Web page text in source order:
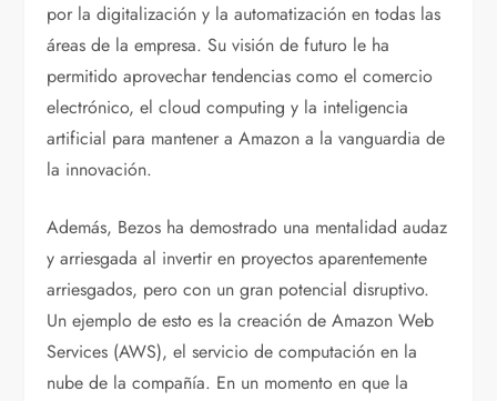
por la digitalización y la automatización en todas las
áreas de la empresa. Su visión de futuro le ha
permitido aprovechar tendencias como el comercio
electrónico, el cloud computing y la inteligencia
artificial para mantener a Amazon a la vanguardia de
la innovación.
Además, Bezos ha demostrado una mentalidad audaz
y arriesgada al invertir en proyectos aparentemente
arriesgados, pero con un gran potencial disruptivo.
Un ejemplo de esto es la creación de Amazon Web
Services (AWS), el servicio de computación en la
nube de la compañía. En un momento en que la